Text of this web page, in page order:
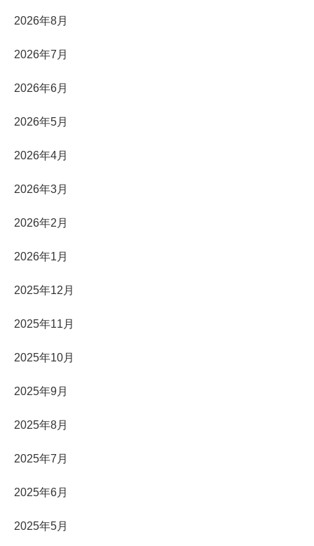
2026年8月
2026年7月
2026年6月
2026年5月
2026年4月
2026年3月
2026年2月
2026年1月
2025年12月
2025年11月
2025年10月
2025年9月
2025年8月
2025年7月
2025年6月
2025年5月